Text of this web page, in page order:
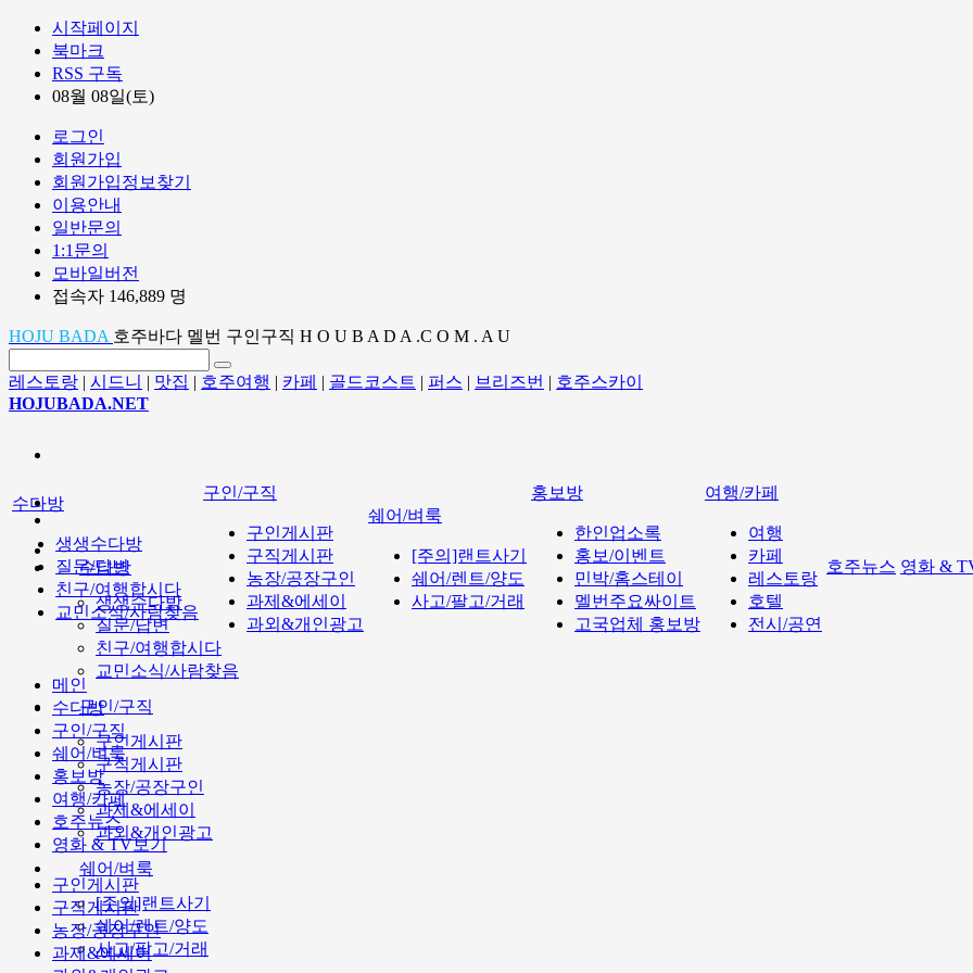
시작페이지
북마크
RSS 구독
08월 08일(토)
로그인
회원가입
회원가입정보찾기
이용안내
일반문의
1:1문의
모바일버전
접속자 146,889 명
HOJU BADA 호주바다 멜번 구인구직 H O U B A D A .C O M . A U
레스토랑 | 시드니 | 맛집 | 호주여행 | 카페 | 골드코스트 | 퍼스 | 브리즈번 | 호주스카이
HOJUBADA.NET
수다방
생생수다방
질문/답변
친구/여행합시다
교민소식/사람찾음
구인/구직
구인게시판
구직게시판
농장/공장구인
과제&에세이
과외&개인광고
쉐어/벼룩
[주의]랜트사기
쉐어/렌트/양도
사고/팔고/거래
수다방
생생수다방
질문/답변
친구/여행합시다
교민소식/사람찾음
구인/구직
구인게시판
구직게시판
농장/공장구인
과제&에세이
과외&개인광고
쉐어/벼룩
[주의]랜트사기
쉐어/렌트/양도
사고/팔고/거래
홍보방
한인업소록
홍보/이벤트
민박/홈스테이
멜번주요싸이트
고국업체 홍보방
여행/카페
여행
카페
레스토랑
호텔
전시/공연
호주뉴스 영화 &
메인
수다방
구인/구직
쉐어/벼룩
홍보방
여행/카페
호주뉴스
영화 & TV보기
구인게시판
구직게시판
농장/공장구인
과제&에세이